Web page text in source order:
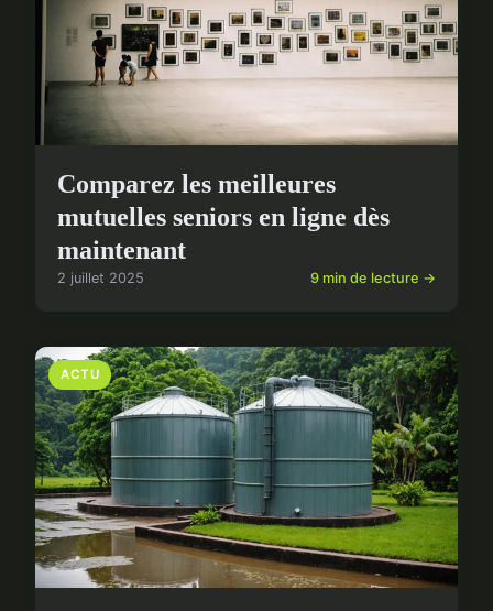
Comparez les meilleures
mutuelles seniors en ligne dès
maintenant
2 juillet 2025 9 min de lecture →
ACTU